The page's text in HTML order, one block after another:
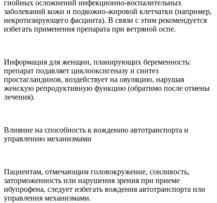
гнойных осложнений инфекционно-воспалительных
заболеваний кожи и подкожно-жировой клетчатки (например,
некротизирующего фасциита). В связи с этим рекомендуется
избегать применения препарата при ветряной оспе.
Информация для женщин, планирующих беременность:
препарат подавляет циклооксигеназу и синтез
простагландинов, воздействует на овуляцию, нарушая
женскую репродуктивную функцию (обратимо после отмены
лечения).
Влияние на способность к вождению автотранспорта и
управлению механизмами
Пациентам, отмечающим головокружение, сонливость,
заторможенность или нарушения зрения при приеме
ибупрофена, следует избегать вождения автотранспорта или
управления механизмами.